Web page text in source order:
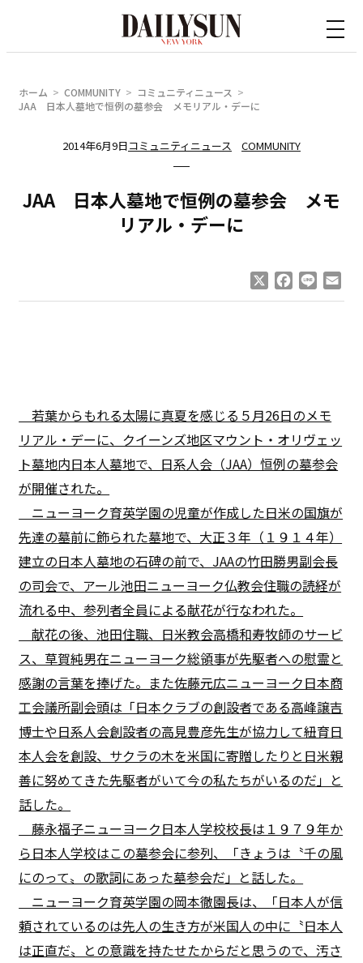
ホーム COMMUNITY
コミュニティニュース
JAA 日本人墓地で恒例の墓参会 メモリアル・デーに
2014年6月9日コミュニティニュース COMMUNITY
JAA 日本人墓地で恒例の墓参会 メモ
リアル・デーに
Facebook
Line
若葉からもれる太陽に真夏を感じる５月26日のメモ
リアル・デーに、クイーンズ地区マウント・オリヴェッ
ト墓地内日本人墓地で、日系人会（JAA）恒例の墓参会
が開催された。
ニューヨーク育英学園の児童が作成した日米の国旗が
先達の墓前に飾られた墓地で、大正３年（１９１４年）
建立の日本人墓地の石碑の前で、JAAの竹田勝男副会長
の司会で、アール池田ニューヨーク仏教会住職の読経が
流れる中、参列者全員による献花が行なわれた。
献花の後、池田住職、日米教会高橋和寿牧師のサービ
ス、草賀純男在ニューヨーク総領事が先駆者への慰霊と
感謝の言葉を捧げた。また佐藤元広ニューヨーク日本商
工会議所副会頭は「日本クラブの創設者である高峰譲吉
博士や日系人会創設者の高見豊彦先生が協力して紐育日
本人会を創設、サクラの木を米国に寄贈したりと日米親
善に努めてきた先駆者がいて今の私たちがいるのだ」と
話した。
藤永福子ニューヨーク日本人学校校長は１９７９年か
ら日本人学校はこの墓参会に参列、「きょうは〝千の風
にのって〟の歌詞にあった墓参会だ」と話した。
ニューヨーク育英学園の岡本徹園長は、「日本人が信
頼されているのは先人の生き方が米国人の中に〝日本人
は正直だ〟との意識を持たせたからだと思うので、汚さ